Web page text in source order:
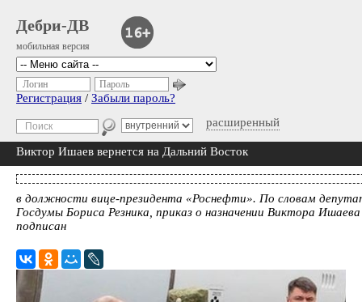
Дебри-ДВ
мобильная версия
расширенный
Логин Пароль
Регистрация / Забыли пароль?
Виктор Ишаев вернется на Дальний Восток
в должности вице-президента «Роснефти». По словам
Госдумы Бориса Резника, приказ о назначении Виктора
подписан